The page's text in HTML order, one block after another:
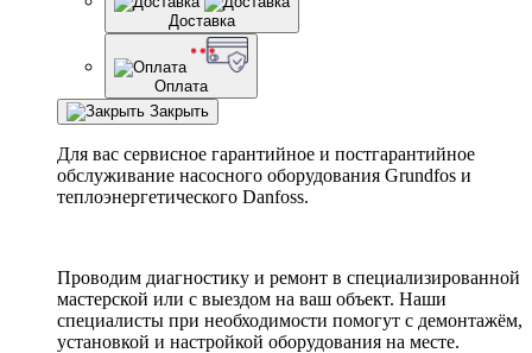
Доставка
Оплата
Закрыть
Для вас сервисное гарантийное и постгарантийное
обслуживание насосного оборудования Grundfos и
теплоэнергетического Danfoss.
Проводим диагностику и ремонт в специализированной
мастерской или с выездом на ваш объект. Наши
специалисты при необходимости помогут с демонтажём,
установкой и настройкой оборудования на месте.